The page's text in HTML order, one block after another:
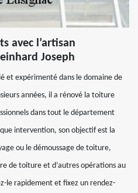
avec l’artisan
Joseph
et expérimenté dans le domaine de
années, il a rénové la toiture
dans tout le département
intervention, son objectif est la
ou le démoussage de toiture,
de toiture et d’autres opérations au
le rapidement et fixez un rendez-